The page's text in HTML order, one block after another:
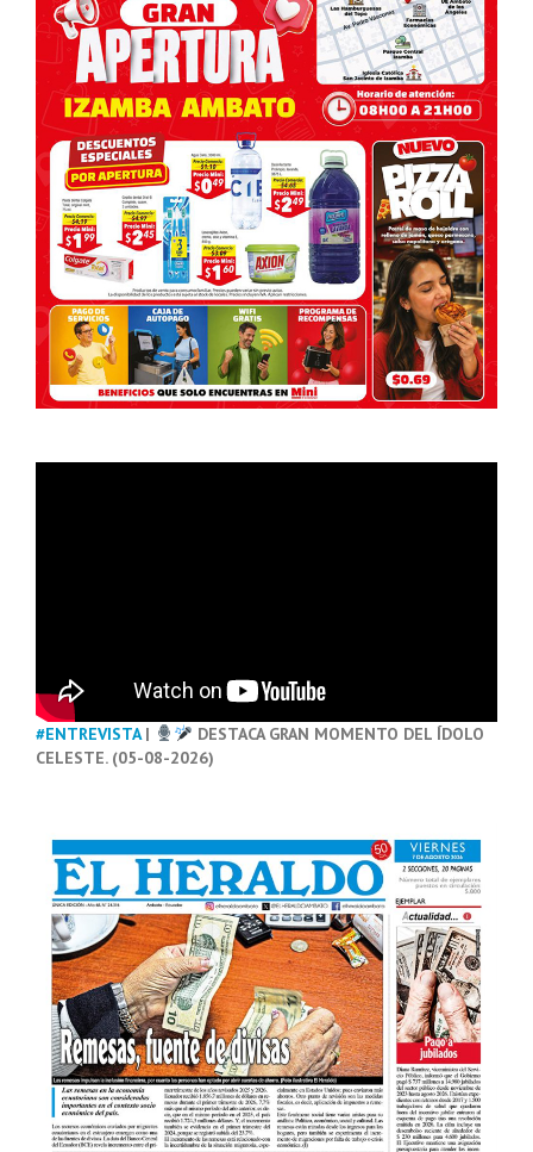
#ENTREVISTA|
DESTACA GRAN MOMENTO DEL ÍDOLO
CELESTE. (05-08-2026)